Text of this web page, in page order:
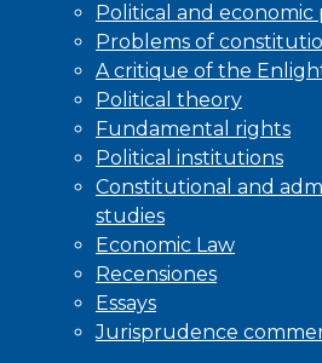
Political and economic
Problems of
A critique of the
Political theory
Fundamental rights
Political institutions
Constitutional and
studies
Economic Law
Recensiones
Essays
Jurisprudence